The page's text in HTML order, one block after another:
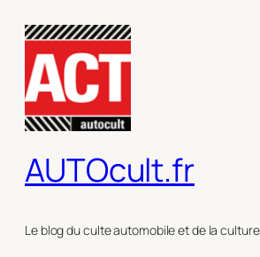
contenu
AUTOcult.fr
Le blog du culte automobile et de la